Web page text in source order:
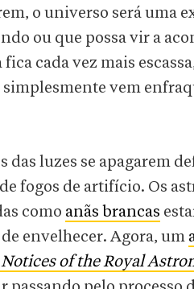
o universo será uma
ou que possa vir a
fica cada vez mais
vem
das luzes se apagarem
fogos de artifício. Os
como anãs brancas
envelhecer. Agora, um
of the Royal